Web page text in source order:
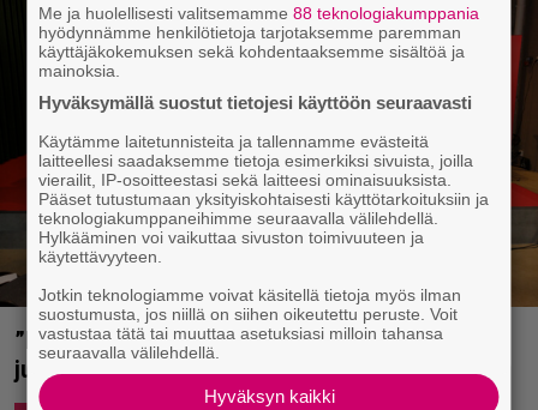
”Että semmonen sirkus” – TTK-kilpailijat
julkistettiin ja kansalla on sanottavaa
Me ja huolellisesti valitsemamme88 teknologiakumppania
hyödynnämme henkilötietoja tarjotaksemme paremman
käyttäjäkokemuksen sekä kohdentaaksemme sisältöä ja
mainoksia.
Hyväksymällä suostut tietojesi käyttöön seuraavasti
Käytämme laitetunnisteita ja tallennamme evästeitä
laitteellesi saadaksemme tietoja esimerkiksi sivuista, joilla
vierailit, IP-osoitteestasi sekä laitteesi ominaisuuksista.
Pääset tutustumaan yksityiskohtaisesti käyttötarkoituksiin ja
teknologiakumppaneihimme seuraavalla välilehdellä.
Hylkääminen voi vaikuttaa sivuston toimivuuteen ja
käytettävyyteen.
Jotkin teknologiamme voivat käsitellä tietoja myös ilman
suostumusta, jos niillä on siihen oikeutettu peruste. Voit
vastustaa tätä tai muuttaa asetuksiasi milloin tahansa
seuraavalla välilehdellä.
Hyväksyn kaikki